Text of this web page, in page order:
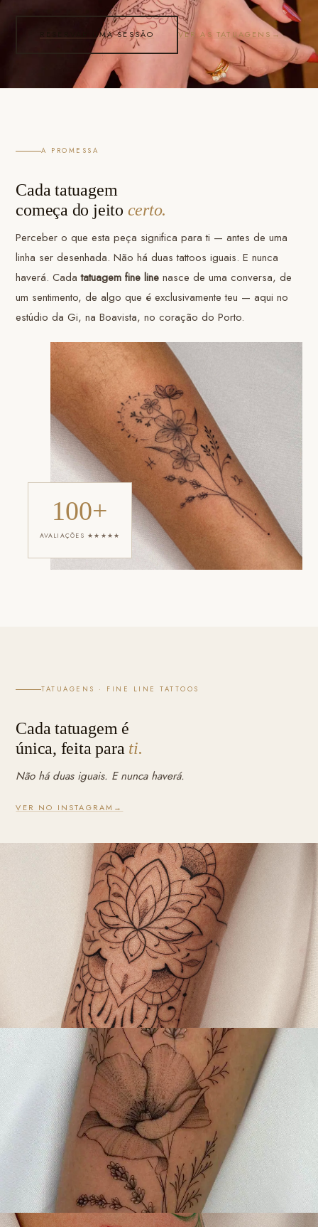
RESERVAR UMA SESSÃO VER AS TATUAGENS →
A PROMESSA
Cada tatuagem
começa do jeito certo.
Perceber o que esta peça significa para ti — antes de uma
linha ser desenhada. Não há duas tattoos iguais. E nunca
haverá. Cadatatuagem fine line nasce de uma conversa, de
um sentimento, de algo que é exclusivamente teu — aqui no
estúdio da Gi, na Boavista, no coração do Porto.
100+
AVALIAÇÕES ★★★★★
TATUAGENS · FINE LINE TATTOOS
Cada tatuagem é
única, feita para ti.
Não há duas iguais. E nunca haverá.
VER NO INSTAGRAM →